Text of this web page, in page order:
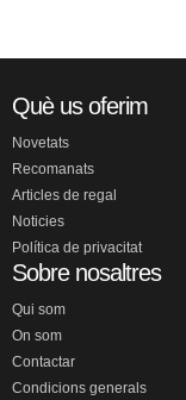
Què us oferim
Novetats
Recomanats
Articles de regal
Noticies
Política de privacitat
Sobre nosaltres
Qui som
On som
Contactar
Condicions generals